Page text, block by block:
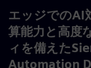
エッジでのAI
算能力と高度
ィを備えた
Automation